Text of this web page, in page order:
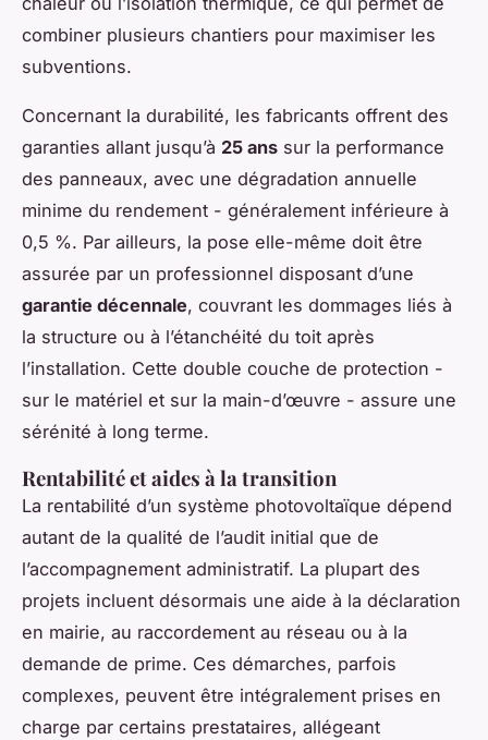
combiner plusieurs chantiers pour maximiser les
subventions.
Concernant la durabilité, les fabricants offrent des
garanties allant jusqu’à 25 ans sur la performance
des panneaux, avec une dégradation annuelle
minime du rendement - généralement inférieure à
0,5 %. Par ailleurs, la pose elle-même doit être
assurée par un professionnel disposant d’une
garantie décennale, couvrant les dommages liés à
la structure ou à l’étanchéité du toit après
l’installation. Cette double couche de protection -
sur le matériel et sur la main-d’œuvre - assure une
sérénité à long terme.
Rentabilité et aides à la transition
La rentabilité d’un système photovoltaïque dépend
autant de la qualité de l’audit initial que de
l’accompagnement administratif. La plupart des
projets incluent désormais une aide à la déclaration
en mairie, au raccordement au réseau ou à la
demande de prime. Ces démarches, parfois
complexes, peuvent être intégralement prises en
charge par certains prestataires, allégeant